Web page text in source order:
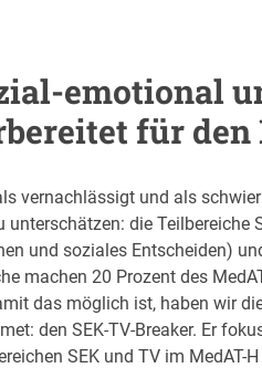
emotional
für den
vernachlässigt und als
unterschätzen: die Teilbereiche
und soziales Entscheiden)
machen 20 Prozent des
das möglich ist, haben wir
den SEK-TV-Breaker. Er
SEK und TV im